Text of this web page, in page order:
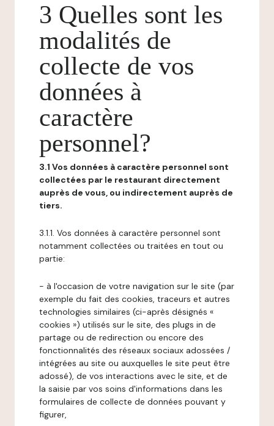
3 Quelles sont les
modalités de
collecte de vos
données à
caractère
personnel?
3.1 Vos données à caractère personnel sont
collectées par le restaurant directement
auprès de vous, ou indirectement auprès de
tiers.
3.1.1. Vos données à caractère personnel sont
notamment collectées ou traitées en tout ou
partie:
- à l'occasion de votre navigation sur le site (par
exemple du fait des cookies, traceurs et autres
technologies similaires (ci-après désignés «
cookies ») utilisés sur le site, des plugs in de
partage ou de redirection ou encore des
fonctionnalités des réseaux sociaux adossées /
intégrées au site ou auxquelles le site peut être
adossé), de vos interactions avec le site, et de
la saisie par vos soins d'informations dans les
formulaires de collecte de données pouvant y
figurer,